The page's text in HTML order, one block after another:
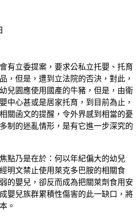
有立委提案，要求公私立托嬰、托育
，但是，遭到立法院的否決，對此，
兒園應使用國產的牛豬，但是，由衛
中心甚或是居家托育，到目前為止，
關函文的提醒，令外界感到相當的憂
制的迷亂情形，是有它進一步深究的
點乃是在於：何以年紀偏大的幼兒
明文禁止使用萊克多巴胺的相關食
的嬰兒，卻反而成為把關萊劑食用安
嬰兒族群累積性傷害的此一缺口，將
。